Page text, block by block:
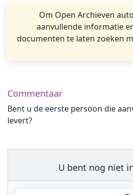
Om Open Archieven
aanvullende informatie
documenten te laten zoeken
Commentaar
Bent u de eerste persoon die
levert?
U bent nog niet